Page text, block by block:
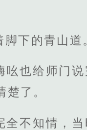
下的青山道
吆也给师门
了。
全不知情，